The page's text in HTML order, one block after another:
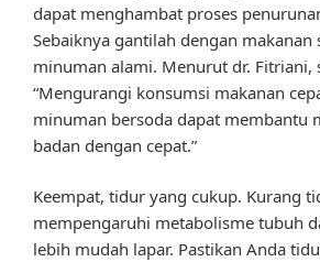
dapat menghambat proses
Sebaiknya gantilah dengan makanan
minuman alami. Menurut dr. Fitriani,
“Mengurangi konsumsi makanan
minuman bersoda dapat membantu
badan dengan cepat.”
Keempat, tidur yang cukup. Kurang
mempengaruhi metabolisme tubuh
lebih mudah lapar. Pastikan Anda